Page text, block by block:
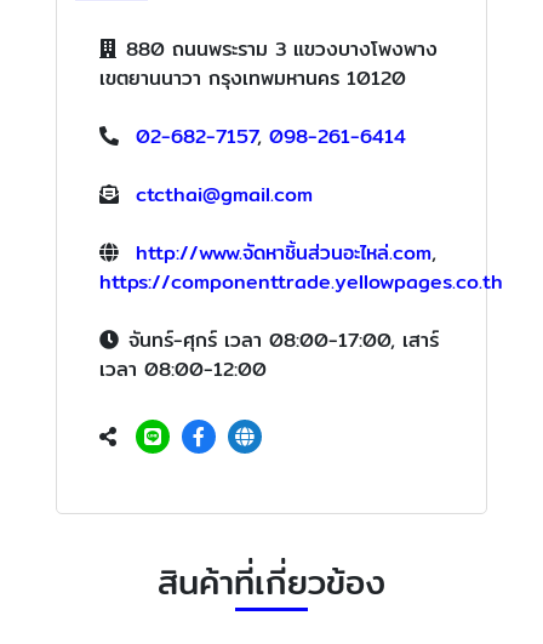
880 ถนนพระราม 3 แขวงบางโพงพาง
เขตยานนาวา กรุงเทพมหานคร 10120
02-682-7157, 098-261-6414
ctcthai@gmail.com
http://www.จัดหาชิ้นส่วนอะไหล่.com,
https://componenttrade.yellowpages.co.th
จันทร์-ศุกร์ เวลา 08:00-17:00, เสาร์
เวลา 08:00-12:00
สินค้าที่เกี่ยวข้อง